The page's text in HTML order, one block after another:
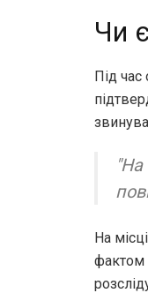
Чи
Під
"На
На
фактом